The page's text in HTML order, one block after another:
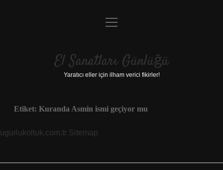
Anasayfa
Yasal Uyarı
menüyü
El Sanatları Günlüğü
Yaratıcı eller için ilham verici fikirler!
Etiket: Kuranda Asmin ismi geçiyor mu
ugurlukoltuk.com.tr Sitemap